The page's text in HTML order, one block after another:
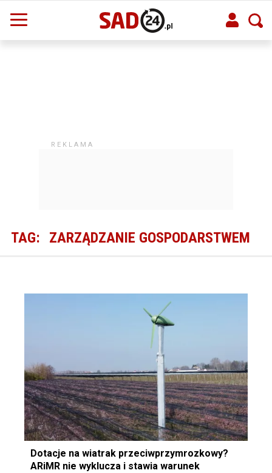
TAG: ZARZĄDZANIE GOSPODARSTWEM
Dotacje na wiatrak przeciwprzymrozkowy?
ARiMR nie wyklucza i stawia warunek